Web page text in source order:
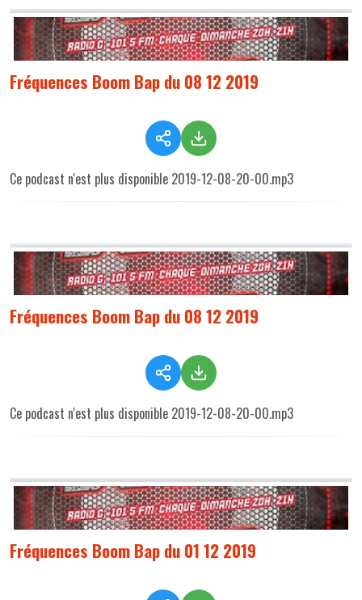
Fréquences Boom Bap du 08 12 2019
Ce podcast n'est plus disponible 2019-12-08-20-00.mp3
Fréquences Boom Bap du 08 12 2019
Ce podcast n'est plus disponible 2019-12-08-20-00.mp3
Fréquences Boom Bap du 01 12 2019